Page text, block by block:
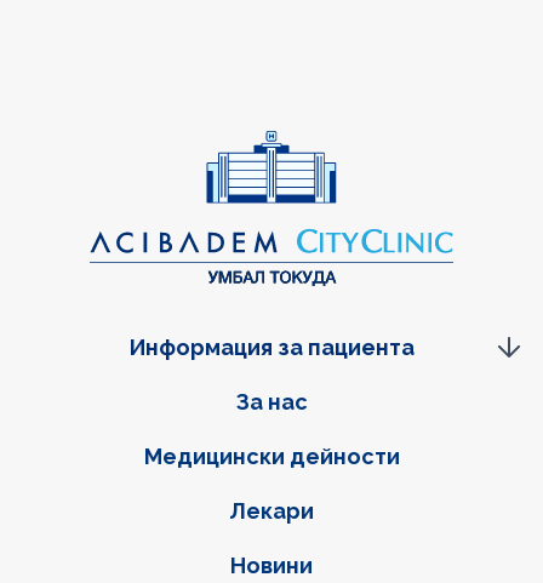
Фуутер навигация
За нас
Медицински дейности
Лекари
Новини
Информация за пациента